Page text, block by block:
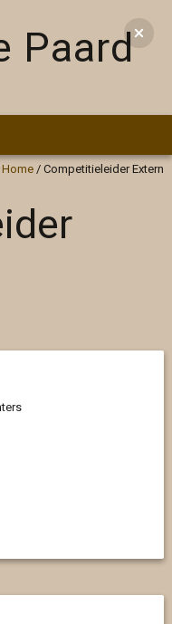
Paard
Home /Competitieleider Extern